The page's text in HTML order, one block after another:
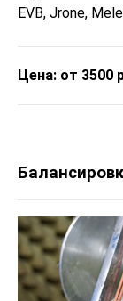
EVB, Jrone,
Цена: от 3500